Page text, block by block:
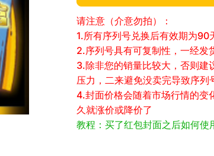
请注意（介意勿拍）：
1.所有序列号兑换后有效期为90
2.序列号具有可复制性，一经发
3.除非您的销量比较大，否则建
压力，二来避免没卖完导致序列
4.封面价格会随着市场行情的变
久就涨价或降价了
教程：买了红包封面之后如何使